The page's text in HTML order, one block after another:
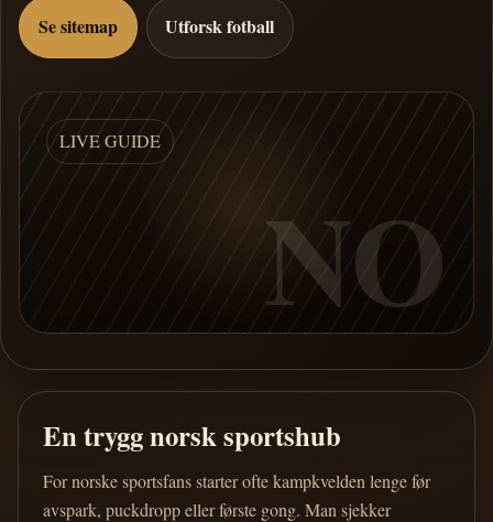
Se sitemap Utforsk fotball
LIVE GUIDE
NO
En trygg norsk sportshub
For norske sportsfans starter ofte kampkvelden lenge før
avspark, puckdropp eller første gong. Man sjekker